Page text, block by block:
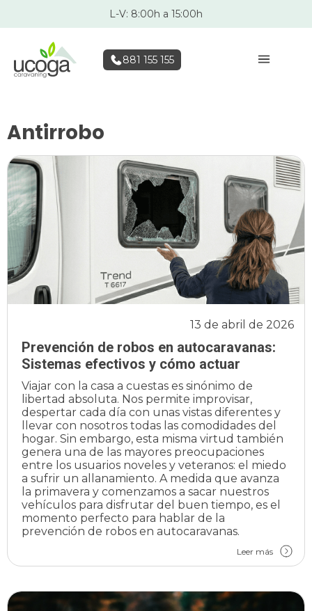
L-V: 8:00h a 15:00h
881 155 155
Antirrobo
Prevención de robos en autocaravanas:
Sistemas efectivos y cómo actuar
13 de abril de 2026
Viajar con la casa a cuestas es sinónimo de
libertad absoluta. Nos permite improvisar,
despertar cada día con unas vistas diferentes y
llevar con nosotros todas las comodidades del
hogar. Sin embargo, esta misma virtud también
genera una de las mayores preocupaciones
entre los usuarios noveles y veteranos: el miedo
a sufrir un allanamiento. A medida que avanza
la primavera y comenzamos a sacar nuestros
vehículos para disfrutar del buen tiempo, es el
momento perfecto para hablar de la
prevención de robos en autocaravanas.
Leer más